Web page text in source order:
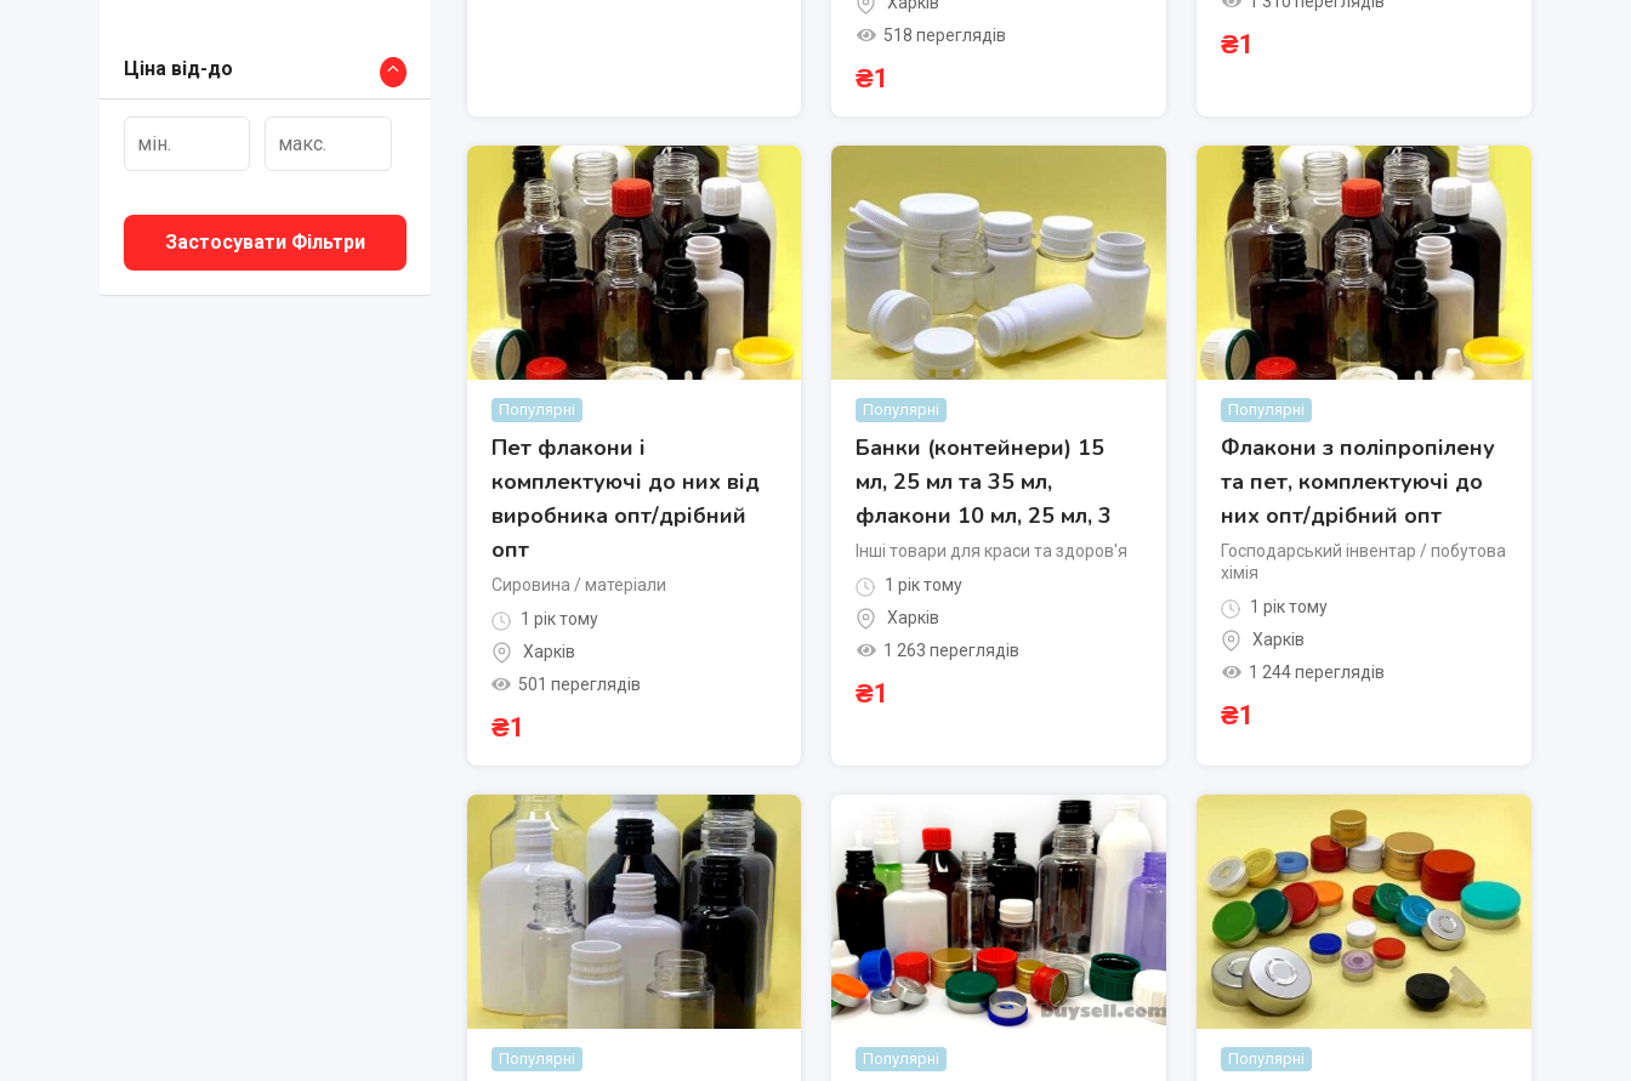
Ціна від-до
Застосувати Фільтри
518 переглядів
₴1
₴1
Популярні
Пет флакони і
комплектуючі до них від
виробника опт/дрібний
опт
Сировина / матеріали
1 рік тому
Харків
501 переглядів
₴1
Популярні
Банки (контейнери) 15
мл, 25 мл та 35 мл,
флакони 10 мл, 25 мл, 3
Інші товари для краси та здоров'я
1 рік тому
Харків
1 263 переглядів
₴1
Популярні
Флакони з поліпропілену
та пет, комплектуючі до
них опт/дрібний опт
Господарський інвентар / побутова
хімія
1 рік тому
Харків
1 244 переглядів
₴1
Популярні Популярні Популярні